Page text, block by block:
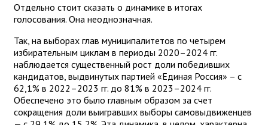
Отдельно стоит сказать о динамике в итогах
голосования. Она неоднозначная.
Так, на выборах глав муниципалитетов по четырем
избирательным циклам в периоды 2020–2024 гг.
наблюдается существенный рост доли победивших
кандидатов, выдвинутых партией «Единая Россия» – с
62,1% в 2022–2023 гг. до 81% в 2023–2024 гг.
Обеспечено это было главным образом за счет
сокращения доли выигравших выборы самовыдвиженцев